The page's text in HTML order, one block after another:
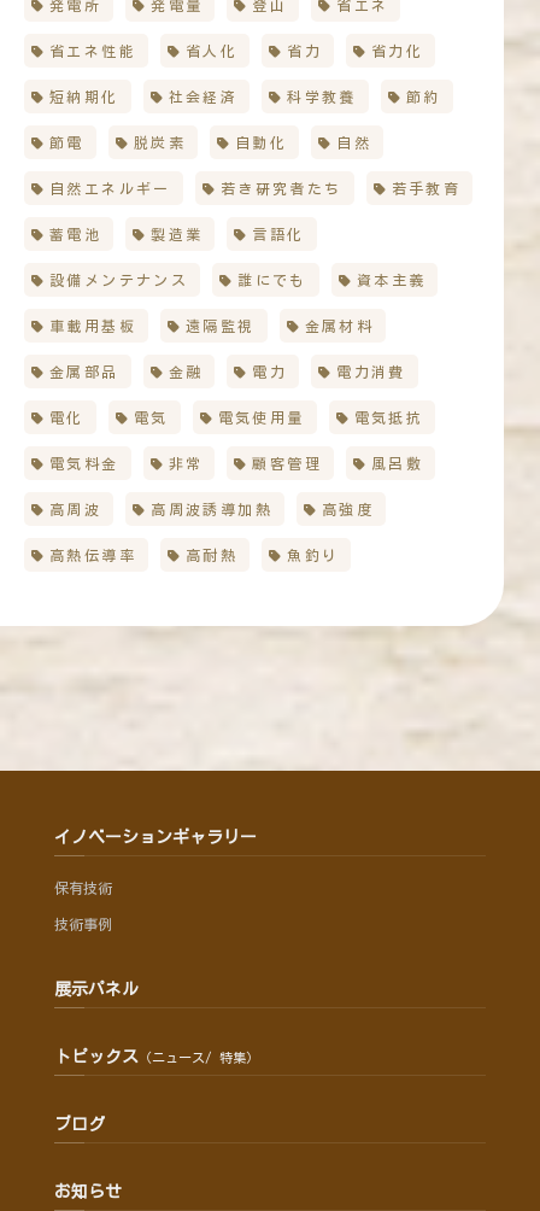
発電所 発電量 登山 省エネ
省エネ性能 省人化 省力 省力化
短納期化 社会経済 科学教養 節約
節電 脱炭素 自動化 自然
自然エネルギー 若き研究者たち 若手教育
蓄電池 製造業 言語化
設備メンテナンス 誰にでも 資本主義
車載用基板 遠隔監視 金属材料
金属部品 金融 電力 電力消費
電化 電気 電気使用量 電気抵抗
電気料金 非常 顧客管理 風呂敷
高周波 高周波誘導加熱 高強度
高熱伝導率 高耐熱 魚釣り
イノベーションギャラリー
保有技術
技術事例
展示パネル
トピックス（ニュース/ 特集）
ブログ
お知らせ